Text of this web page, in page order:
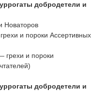
добродетели и
Новаторов
и пороки Ассертивных
грехи и пороки
добродетели и